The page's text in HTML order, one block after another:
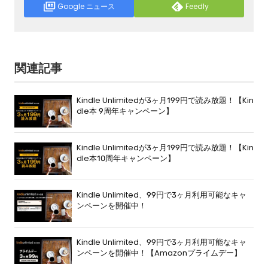
Google ニュース Feedly
関連記事
Kindle Unlimitedが3ヶ月199円で読み放題！【Kin
dle本 9周年キャンペーン】
Kindle Unlimitedが3ヶ月199円で読み放題！【Kin
dle本10周年キャンペーン】
Kindle Unlimited、99円で3ヶ月利用可能なキャ
ンペーンを開催中！
Kindle Unlimited、99円で3ヶ月利用可能なキャ
ンペーンを開催中！【Amazonプライムデー】